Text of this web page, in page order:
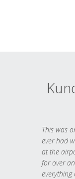
This was
ever had
at the
for over